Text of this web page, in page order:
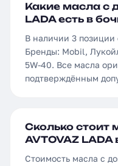
Какие масла с
LADA есть в
В наличии 3 позиции
Бренды: Mobil,
5W-40. Все масла
подтверждённым
Сколько стоит
AVTOVAZ LADA
Стоимость масла с